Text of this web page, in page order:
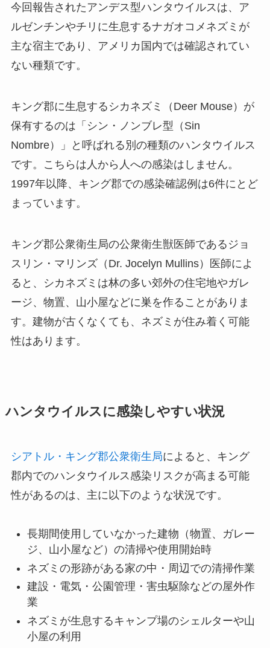
今回報告されたアンデス型ハンタウイルスは、ア
ルゼンチンやチリに生息するナガオコメネズミが
主な宿主であり、アメリカ国内では確認されてい
ない種類です。
キング郡に生息するシカネズミ（Deer Mouse）が
保有するのは「シン・ノンブレ型（Sin
Nombre）」と呼ばれる別の種類のハンタウイルス
です。こちらは人から人への感染はしません。
1997年以降、キング郡での感染確認例は6件にとど
まっています。
キング郡公衆衛生局の公衆衛生獣医師であるジョ
スリン・マリンズ（Dr. Jocelyn Mullins）医師によ
ると、シカネズミは林の多い郊外の住宅地やガレ
ージ、物置、山小屋などに巣を作ることがありま
す。建物が古くなくても、ネズミが住み着く可能
性はあります。
ハンタウイルスに感染しやすい状況
シアトル・キング郡公衆衛生局によると、キング
郡内でのハンタウイルス感染リスクが高まる可能
性があるのは、主に以下のような状況です。
長期間使用していなかった建物（物置、ガレー
ジ、山小屋など）の清掃や使用開始時
ネズミの形跡がある家の中・周辺での清掃作業
建設・電気・公園管理・害虫駆除などの屋外作
業
ネズミが生息するキャンプ場のシェルターや山
小屋の利用